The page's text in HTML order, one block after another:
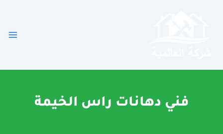
فني دهانات راس الخيمة